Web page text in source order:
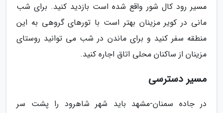
مسیر رود کال شور واقع شده است بازدید کنید. برای شب
مانی در کویر مزینان بهتر است با تورهای گروهی به این
منطقه سفر کنید و برای ماندن در شب می توانید روستای
مزینان از ساکنان محلی اتاق اجاره کنید.
مسیر دسترسی
در جاده سمنان-مشهد باید شهر شاهرود را پشت سر